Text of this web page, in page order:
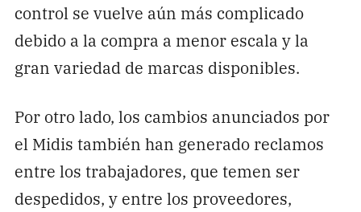
control se vuelve aún más complicado
debido a la compra a menor escala y la
gran variedad de marcas disponibles.
Por otro lado, los cambios anunciados por
el Midis también han generado reclamos
entre los trabajadores, que temen ser
despedidos, y entre los proveedores,